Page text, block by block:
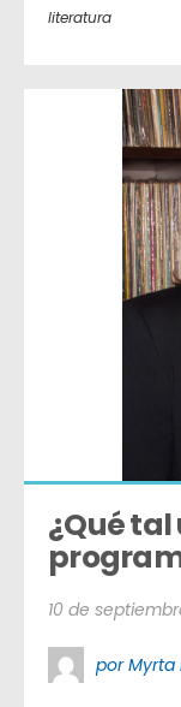
literatura
¿Qué
10 de
por Myrta